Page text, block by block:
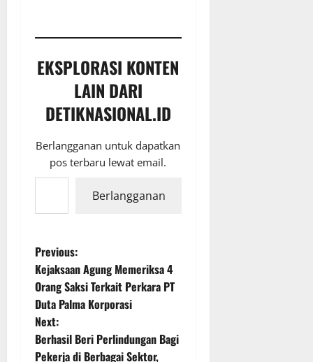
EKSPLORASI KONTEN
LAIN DARI
DETIKNASIONAL.ID
Berlangganan untuk dapatkan
pos terbaru lewat email.
Ketikkan email Anda...
Berlangganan
P
o
s
t
Previous:
Kejaksaan Agung Memeriksa 4
Orang Saksi Terkait Perkara PT
Duta Palma Korporasi
Next:
Berhasil Beri Perlindungan Bagi
Pekerja di Berbagai Sektor,